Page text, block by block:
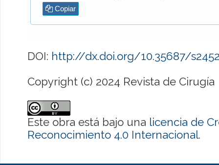
Copiar
DOI: http://dx.doi.org/10.35687/
Copyright (c) 2024 Revista de Cirugía
Este obra está bajo una licencia de
Reconocimiento 4.0 Internacional.